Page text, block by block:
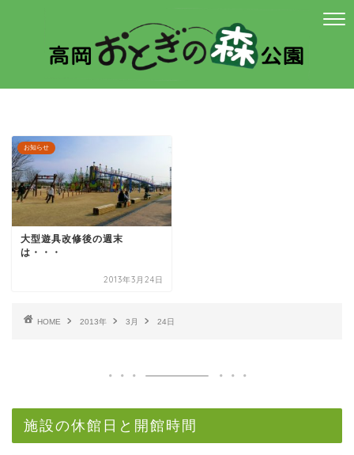
お知らせ
大型遊具改修後の週末
は・・・
2013年3月24日
HOME 2013年 3月 24日
施設の休館日と開館時間